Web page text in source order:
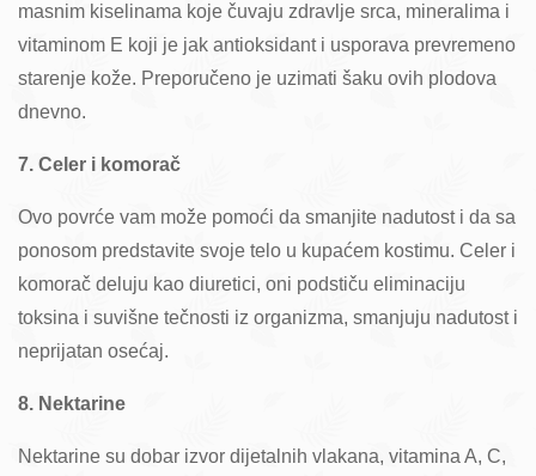
masnim kiselinama koje čuvaju zdravlje srca, mineralima i
vitaminom E koji je jak antioksidant i usporava prevremeno
starenje kože. Preporučeno je uzimati šaku ovih plodova
dnevno.
7. Celer i komorač
Ovo povrće vam može pomoći da smanjite nadutost i da sa
ponosom predstavite svoje telo u kupaćem kostimu. Celer i
komorač deluju kao diuretici, oni podstiču eliminaciju
toksina i suvišne tečnosti iz organizma, smanjuju nadutost i
neprijatan osećaj.
8. Nektarine
Nektarine su dobar izvor dijetalnih vlakana, vitamina A, C,